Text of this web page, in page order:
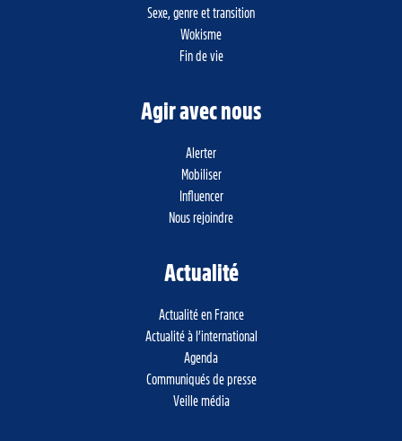
Sexe, genre et transition
Wokisme
Fin de vie
Agir avec nous
Alerter
Mobiliser
Influencer
Nous rejoindre
Actualité
Actualité en France
Actualité à l’international
Agenda
Communiqués de presse
Veille média